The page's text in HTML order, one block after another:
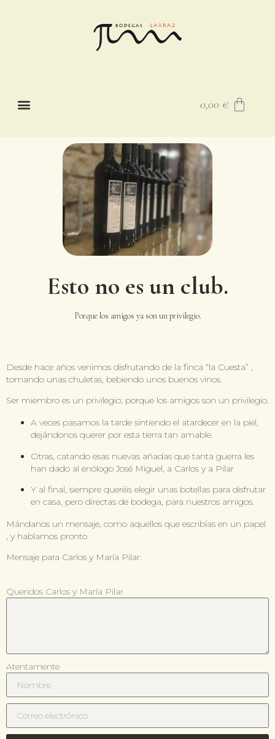
0,00 €
Esto no es un club.
Porque los amigos ya son un privilegio.
Desde hace años venimos disfrutando de la finca “la Cuesta” ,
tomando unas chuletas, bebiendo unos buenos vinos.
Ser miembro es un privilegio; porque los amigos son un privilegio.
A veces pasamos la tarde sintiendo el atardecer en la piel,
dejándonos querer por esta tierra tan amable.
Otras, catando esas nuevas añadas que tanta guerra les
han dado al enólogo José Miguel, a Carlos y a Pilar
Y al final, siempre queréis elegir unas botellas para disfrutar
en casa, pero directas de bodega, para nuestros amigos.
Mándanos un mensaje, como aquellos que escribías en un papel
, y hablamos pronto.
Mensaje para Carlos y María Pilar:
Queridos Carlos y María Pilar
Atentamente